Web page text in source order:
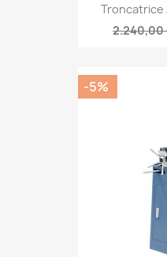
Troncatrice
2.240,00
-5%